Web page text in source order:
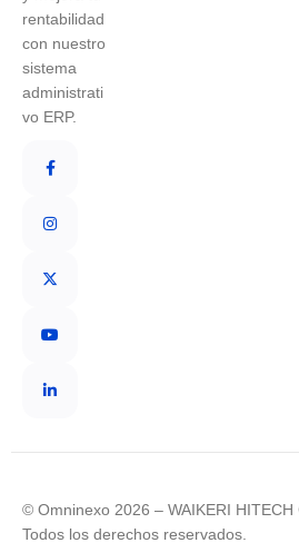
rentabilidad
con nuestro
sistema
administrati
vo ERP.
© Omninexo 2026 – WAIKERI HITECH
Todos los derechos reservados.